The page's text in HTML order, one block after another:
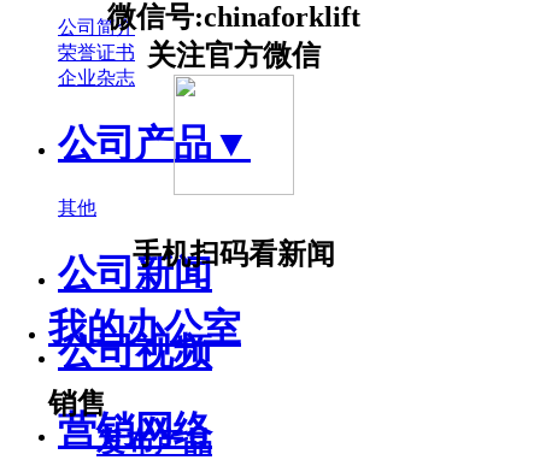
微信号:chinaforklift
关注官方微信
手机扫码看新闻
我的办公室
销售
发布产品
公司简介
荣誉证书
企业杂志
公司产品▼
其他
公司新闻
公司视频
营销网络